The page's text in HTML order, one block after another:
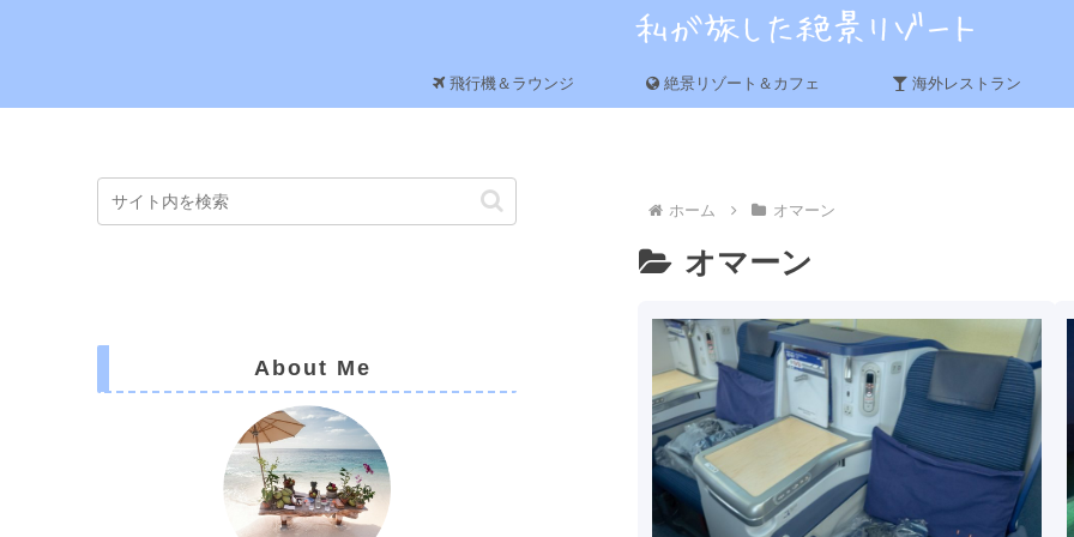
飛行機＆ラウンジ 絶景リゾート＆カフェ 海外レストラン
ホーム オマーン
オマーン
About Me